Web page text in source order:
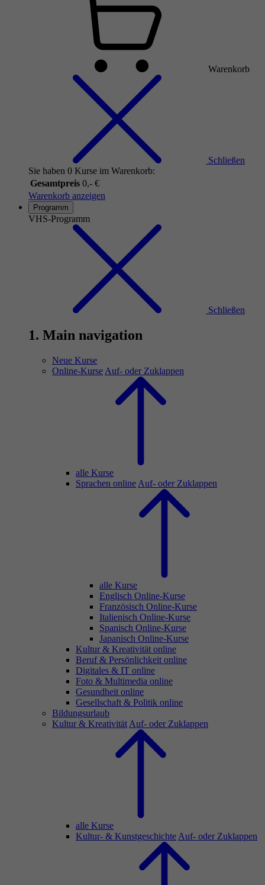
Warenkorb
Schließen
Sie haben 0 Kurse im Warenkorb:
Gesamtpreis 0,- €
Warenkorb anzeigen
Programm
VHS-Programm
Schließen
1. Main navigation
Neue Kurse
Online-Kurse Auf- oder Zuklappen
alle Kurse
Sprachen online Auf- oder Zuklappen
alle Kurse
Englisch Online-Kurse
Französisch Online-Kurse
Italienisch Online-Kurse
Spanisch Online-Kurse
Japanisch Online-Kurse
Kultur & Kreativität online
Beruf & Persönlichkeit online
Digitales & IT online
Foto & Multimedia online
Gesundheit online
Gesellschaft & Politik online
Bildungsurlaub
Kultur & Kreativität Auf- oder Zuklappen
alle Kurse
Kultur- & Kunstgeschichte Auf- oder Zuklappen